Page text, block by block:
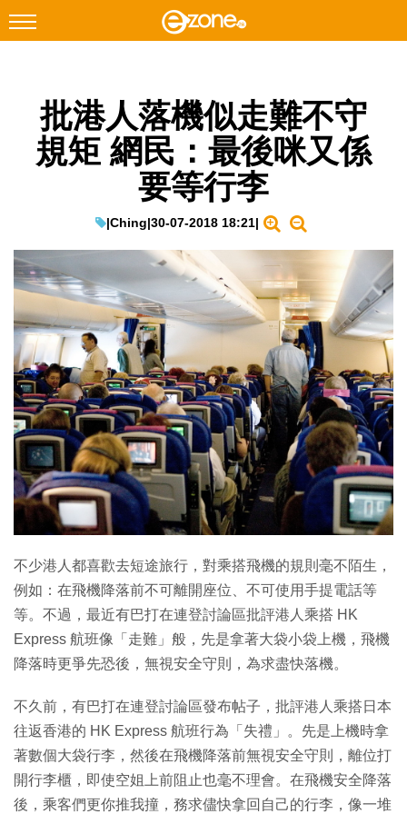
Facebook Instagram
科技焦點
教學評測
EduTech
IT Times
生成式AI與雲端應用
Enterprise Digital Transformation
特集
批港人落機似走難不守
規矩 網民：最後咪又係
要等行李
|Ching|30-07-2018 18:21|
不少港人都喜歡去短途旅行，對乘搭飛機的規則毫不陌生，
例如：在飛機降落前不可離開座位、不可使用手提電話等
等。不過，最近有巴打在連登討論區批評港人乘搭 HK
Express 航班像「走難」般，先是拿著大袋小袋上機，飛機
降落時更爭先恐後，無視安全守則，為求盡快落機。
不久前，有巴打在連登討論區發布帖子，批評港人乘搭日本
往返香港的 HK Express 航班行為「失禮」。先是上機時拿
著數個大袋行李，然後在飛機降落前無視安全守則，離位打
開行李櫃，即使空姐上前阻止也毫不理會。在飛機安全降落
後，乘客們更你推我撞，務求儘快拿回自己的行李，像一堆